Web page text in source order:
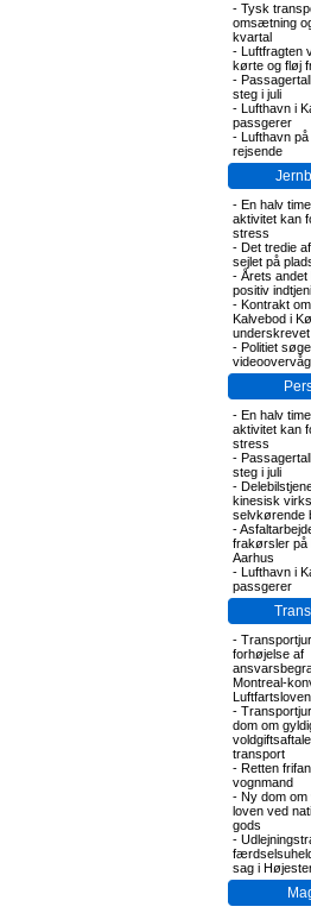
- Tysk
omsætning
kvartal
- Luftfragten
kørte og fløj
-
steg i juli
- Lufthavn i
passgerer
- Lufthavn
rejsende
- En halv
aktivitet kan
stress
- Det tredie
sejlet på
- Årets
positiv
- Kontrakt
Kalvebod i
underskrevet
- Politiet
- En halv
aktivitet kan
stress
-
steg i juli
-
kinesisk
selvkørende
-
frakørsler på
Aarhus
- Lufthavn i
passgerer
-
forhøjelse af
Montreal-
Luftfartsloven
-
dom om
transport
- Retten
vognmand
- Ny dom om
loven ved
gods
-
sag i